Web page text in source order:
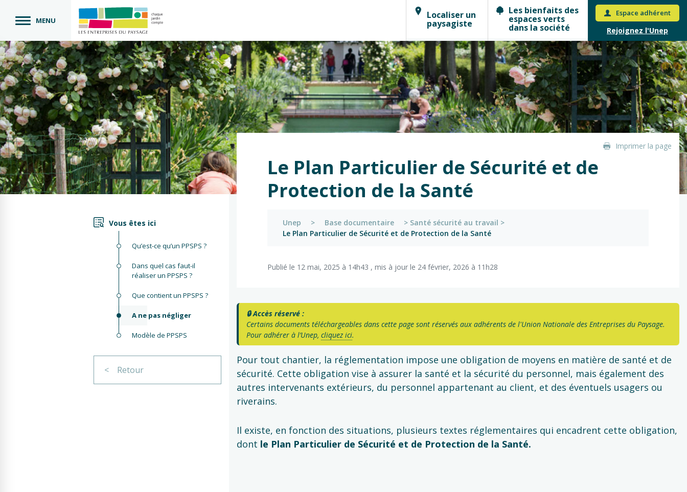
MENU Localiser un
paysagiste
Les bienfaits des
espaces verts
dans la société
Espace adhérent
Rejoignez l'Unep
Vous êtes ici
Qu’est-ce qu’un PPSPS ?
Dans quel cas faut-il
réaliser un PPSPS ?
Que contient un PPSPS ?
A ne pas négliger
Modèle de PPSPS
< Retour
Imprimer la page
Le Plan Particulier de Sécurité et de
Protection de la Santé
Unep > Base documentaire > Santé sécurité au travail >
Le Plan Particulier de Sécurité et de Protection de la Santé
Publié le 12 mai, 2025 à 14h43 , mis à jour le 24 février, 2026 à 11h28
🔒 Accès réservé :
Certains documents téléchargeables dans cette page sont réservés aux adhérents de l'Union Nationale des Entreprises du Paysage.
Pour adhérer à l’Unep, cliquez ici.
Pour tout chantier, la réglementation impose une obligation de moyens en matière de santé et de
sécurité. Cette obligation vise à assurer la santé et la sécurité du personnel, mais également des
autres intervenants extérieurs, du personnel appartenant au client, et des éventuels usagers ou
riverains.
Il existe, en fonction des situations, plusieurs textes réglementaires qui encadrent cette obligation,
dont le Plan Particulier de Sécurité et de Protection de la Santé.